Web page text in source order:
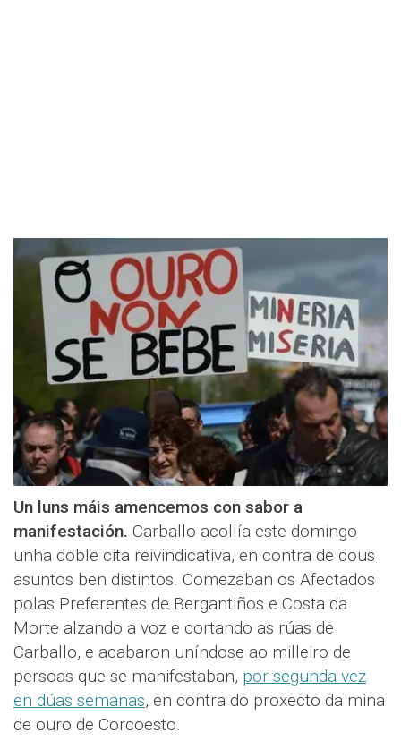
Un luns máis amencemos con sabor a
manifestación. Carballo acollía este domingo
unha doble cita reivindicativa, en contra de dous
asuntos ben distintos. Comezaban os Afectados
polas Preferentes de Bergantiños e Costa da
Morte alzando a voz e cortando as rúas de
Carballo, e acabaron uníndose ao milleiro de
persoas que se manifestaban, por segunda vez
en dúas semanas, en contra do proxecto da mina
de ouro de Corcoesto.